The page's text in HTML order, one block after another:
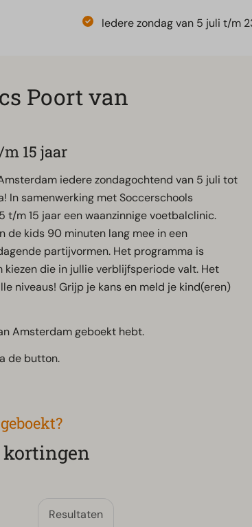
Iedere zondag van 5 juli t/m
Poort van
15 jaar
iedere zondagochtend van 5 juli tot
In samenwerking met Soccerschools
t/m 15 jaar een waanzinnige voetbalclinic.
de kids 90 minuten lang mee in een
partijvormen. Het programma is
kiezen die in jullie verblijfsperiode valt. Het
niveaus! Grijp je kans en meld je kind(eren)
Amsterdam geboekt hebt.
de button.
kortingen
Resultaten